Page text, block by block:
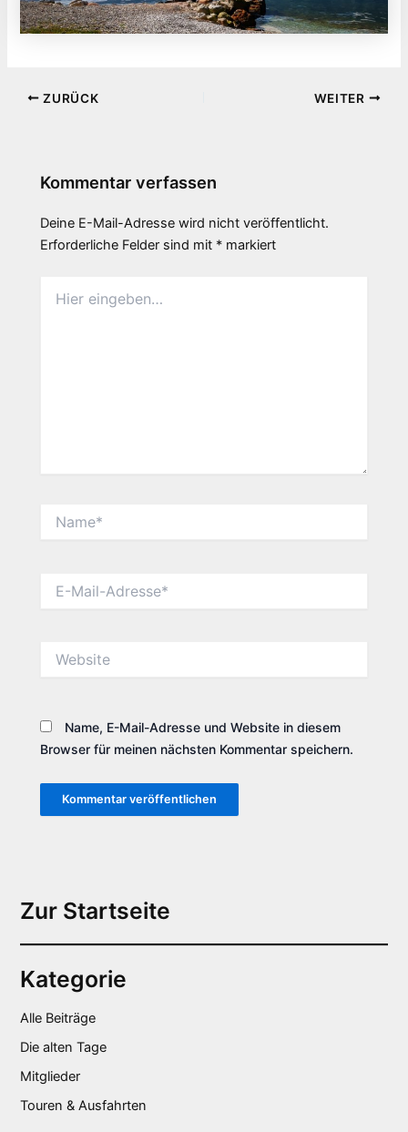
ZURÜCK WEITER
Kommentar verfassen
Deine E-Mail-Adresse wird nicht veröffentlicht.
Erforderliche Felder sind mit * markiert
eingeben…
Mail-
Name, E-Mail-Adresse und Website in diesem
Browser für meinen nächsten Kommentar speichern.
Zur Startseite
Kategorie
Alle Beiträge
Die alten Tage
Mitglieder
Touren & Ausfahrten